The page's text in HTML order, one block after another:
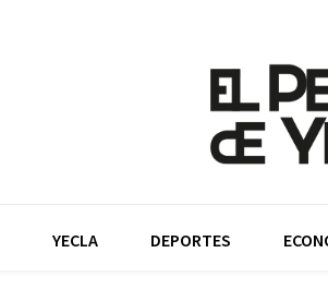
YECLA DEPORTES